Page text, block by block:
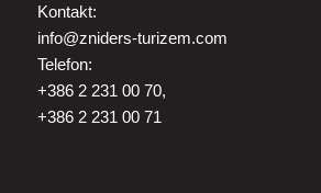
Kontakt:
info@zniders-turizem.com
Telefon:
+386 2 231 00 70,
+386 2 231 00 71